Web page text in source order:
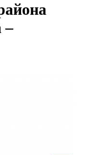
–